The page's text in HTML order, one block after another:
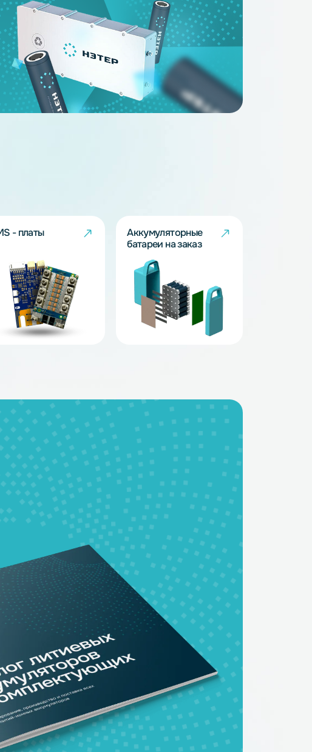
В наличии
LiFePO4 24Ah 48V
51.2_24-xHSw)
Аккумулятор LiFePO4 30Ah 48V
НЭТЕР (LFP16-51.2_30-xHSw)
BMS - платы
Аккумуляторные
батареи на заказ